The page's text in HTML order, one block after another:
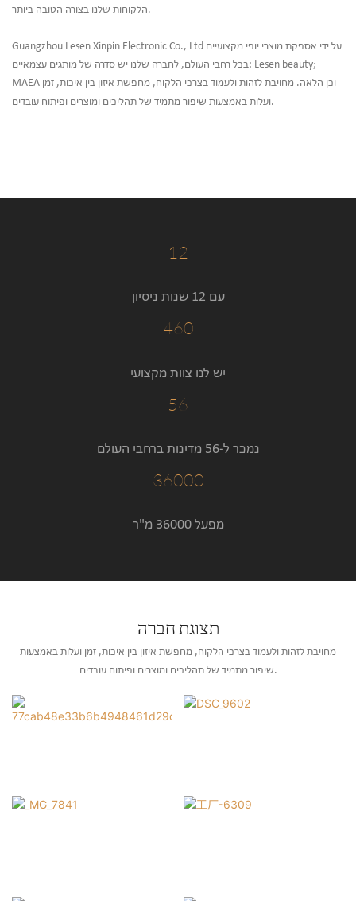
הלקוחות שלנו בצורה הטובה ביותר.
Guangzhou Lesen Xinpin Electronic Co., Ltd על ידי אספקת מוצרי יופי מקצועיים
בכל רחבי העולם, לחברה שלנו יש סדרה של מותגים עצמאיים: Lesen beauty;
MAEA וכן הלאה. מחויבת לזהות ולעמוד בצרכי הלקוח, מחפשת איזון בין איכות, זמן
ועלות באמצעות שיפור מתמיד של תהליכים ומוצרים ופיתוח עובדים.
12
עם 12 שנות ניסיון
460
יש לנו צוות מקצועי
56
נמכר ל-56 מדינות ברחבי העולם
36000
מפעל 36000 מ"ר
תצוגת חברה
מחויבת לזהות ולעמוד בצרכי הלקוח, מחפשת איזון בין איכות, זמן ועלות באמצעות
שיפור מתמיד של תהליכים ומוצרים ופיתוח עובדים.